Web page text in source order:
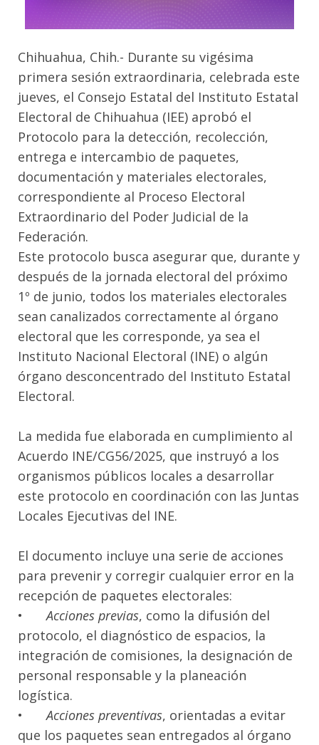
Chihuahua, Chih.- Durante su vigésima
primera sesión extraordinaria, celebrada este
jueves, el Consejo Estatal del Instituto Estatal
Electoral de Chihuahua (IEE) aprobó el
Protocolo para la detección, recolección,
entrega e intercambio de paquetes,
documentación y materiales electorales,
correspondiente al Proceso Electoral
Extraordinario del Poder Judicial de la
Federación.
Este protocolo busca asegurar que, durante y
después de la jornada electoral del próximo
1º de junio, todos los materiales electorales
sean canalizados correctamente al órgano
electoral que les corresponde, ya sea el
Instituto Nacional Electoral (INE) o algún
órgano desconcentrado del Instituto Estatal
Electoral.
La medida fue elaborada en cumplimiento al
Acuerdo INE/CG56/2025, que instruyó a los
organismos públicos locales a desarrollar
este protocolo en coordinación con las Juntas
Locales Ejecutivas del INE.
El documento incluye una serie de acciones
para prevenir y corregir cualquier error en la
recepción de paquetes electorales:
•
Acciones previas, como la difusión del
protocolo, el diagnóstico de espacios, la
integración de comisiones, la designación de
personal responsable y la planeación
logística.
•
Acciones preventivas, orientadas a evitar
que los paquetes sean entregados al órgano